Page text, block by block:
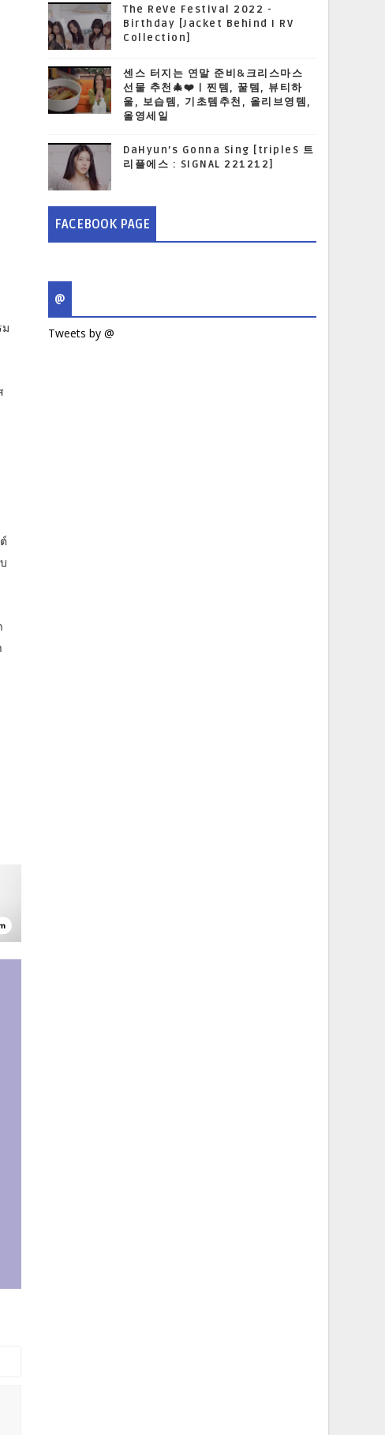
ม
The ReVe Festival 2022 -
Birthday [Jacket Behind I RV
Collection]
센스 터지는 연말 준비&크리스마스
선물 추천🎄❤️ | 찐템, 꿀템, 뷰티하
울, 보습템, 기초템추천, 올리브영템,
올영세일
DaHyun’s Gonna Sing [tripleS 트
리플에스 : SIGNAL 221212]
FACEBOOK PAGE
@
Tweets by @